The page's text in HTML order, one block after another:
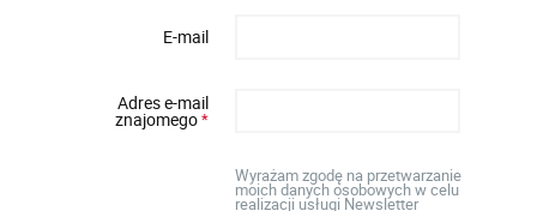
E-mail
Adres e-mail
znajomego*
Wyrażam zgodę na przetwarzanie
moich danych osobowych w celu
realizacji usługi Newsletter